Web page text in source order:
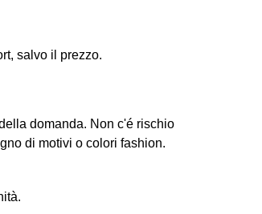
salvo il prezzo.
domanda. Non c'é rischio
di motivi o colori fashion.